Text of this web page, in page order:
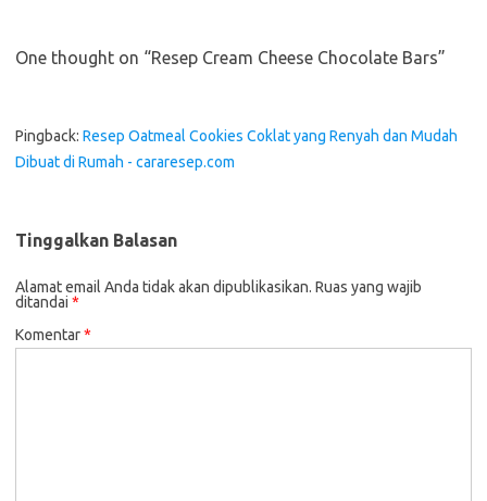
One thought on “Resep Cream Cheese Chocolate Bars”
Pingback: Resep Oatmeal Cookies Coklat yang Renyah dan Mudah
Dibuat di Rumah - cararesep.com
Tinggalkan Balasan
Alamat email Anda tidak akan dipublikasikan. Ruas yang wajib
ditandai *
Komentar*